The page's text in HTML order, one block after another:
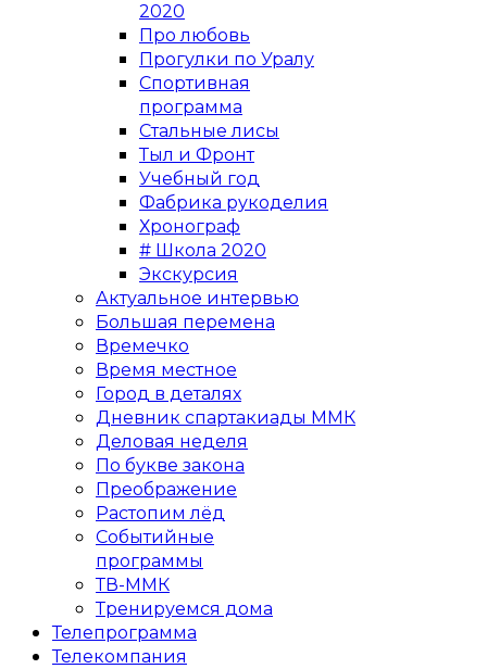
2020
Про любовь
Прогулки по Уралу
Спортивная
программа
Стальные лисы
Тыл и Фронт
Учебный год
Фабрика рукоделия
Хронограф
# Школа 2020
Экскурсия
Актуальное интервью
Большая перемена
Времечко
Время местное
Город в деталях
Дневник спартакиады ММК
Деловая неделя
По букве закона
Преображение
Растопим лёд
Событийные
программы
ТВ-ММК
Тренируемся дома
Телепрограмма
Телекомпания